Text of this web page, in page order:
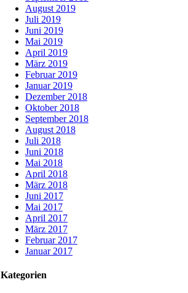
August 2019
Juli 2019
Juni 2019
Mai 2019
April 2019
März 2019
Februar 2019
Januar 2019
Dezember 2018
Oktober 2018
September 2018
August 2018
Juli 2018
Juni 2018
Mai 2018
April 2018
März 2018
Juni 2017
Mai 2017
April 2017
März 2017
Februar 2017
Januar 2017
Kategorien